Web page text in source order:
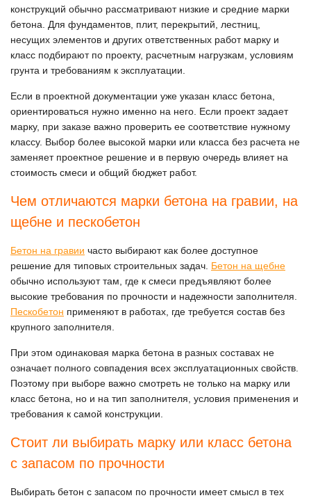
конструкций обычно рассматривают низкие и средние марки
бетона. Для фундаментов, плит, перекрытий, лестниц,
несущих элементов и других ответственных работ марку и
класс подбирают по проекту, расчетным нагрузкам, условиям
грунта и требованиям к эксплуатации.
Если в проектной документации уже указан класс бетона,
ориентироваться нужно именно на него. Если проект задает
марку, при заказе важно проверить ее соответствие нужному
классу. Выбор более высокой марки или класса без расчета не
заменяет проектное решение и в первую очередь влияет на
стоимость смеси и общий бюджет работ.
Чем отличаются марки бетона на гравии, на
щебне и пескобетон
Бетон на гравии часто выбирают как более доступное
решение для типовых строительных задач. Бетон на щебне
обычно используют там, где к смеси предъявляют более
высокие требования по прочности и надежности заполнителя.
Пескобетон применяют в работах, где требуется состав без
крупного заполнителя.
При этом одинаковая марка бетона в разных составах не
означает полного совпадения всех эксплуатационных свойств.
Поэтому при выборе важно смотреть не только на марку или
класс бетона, но и на тип заполнителя, условия применения и
требования к самой конструкции.
Стоит ли выбирать марку или класс бетона
с запасом по прочности
Выбирать бетон с запасом по прочности имеет смысл в тех